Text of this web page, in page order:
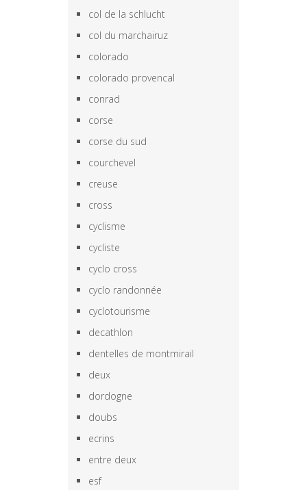
col de la schlucht
col du marchairuz
colorado
colorado provencal
conrad
corse
corse du sud
courchevel
creuse
cross
cyclisme
cycliste
cyclo cross
cyclo randonnée
cyclotourisme
decathlon
dentelles de montmirail
deux
dordogne
doubs
ecrins
entre deux
esf